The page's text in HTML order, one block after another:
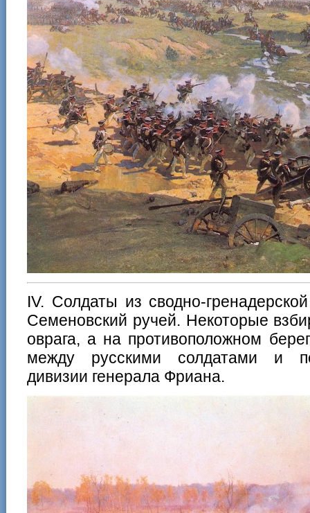
IV. Солдаты из сводно-
Семеновский ручей. Некоторые
оврага, а на противоположном
между русскими солдатами и
дивизии генерала Фриана.